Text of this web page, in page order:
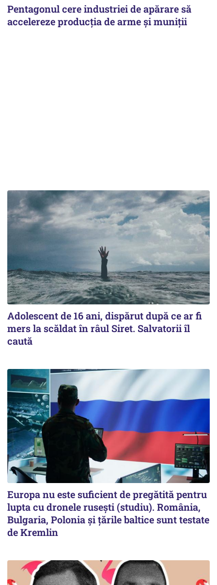
Pentagonul cere industriei de apărare să
accelereze producția de arme și muniții
Adolescent de 16 ani, dispărut după ce ar fi
mers la scăldat în râul Siret. Salvatorii îl
caută
Europa nu este suficient de pregătită pentru
lupta cu dronele rusești (studiu). România,
Bulgaria, Polonia și țările baltice sunt testate
de Kremlin